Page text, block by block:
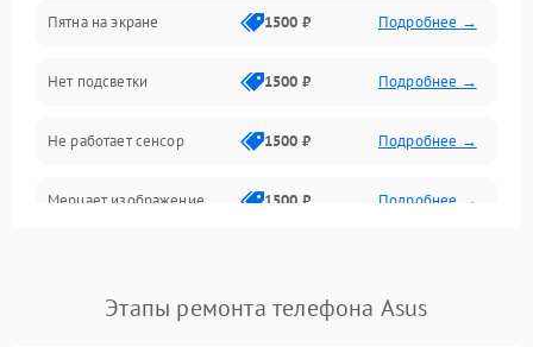
Проблемы с питанием, зарядкой и аккумулятором
Проблемы с работой системы, корпусом и другие
Пятна на экране 1500 ₽ Подробнее →
Нет подсветки 1500 ₽ Подробнее →
Не работает сенсор 1500 ₽ Подробнее →
Мерцает изображение 1500 ₽ Подробнее →
Не работает Face ID 4000 ₽ Подробнее →
Этапы ремонта телефона Asus